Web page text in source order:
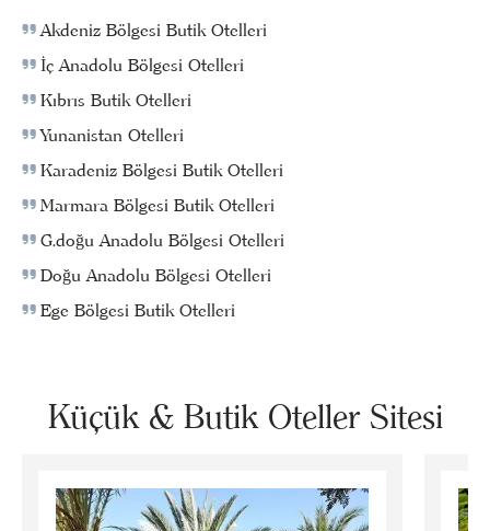
Akdeniz Bölgesi Butik Otelleri
İç Anadolu Bölgesi Otelleri
Kıbrıs Butik Otelleri
Yunanistan Otelleri
Karadeniz Bölgesi Butik Otelleri
Marmara Bölgesi Butik Otelleri
G.doğu Anadolu Bölgesi Otelleri
Doğu Anadolu Bölgesi Otelleri
Ege Bölgesi Butik Otelleri
Küçük & Butik Oteller Sitesi